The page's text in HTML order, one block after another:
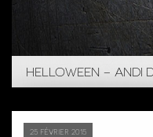
HELLOWEEN – ANDI
25 février 2015